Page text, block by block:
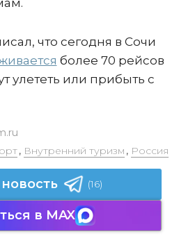
что сегодня в Сочи
более 70 рейсов
улететь или прибыть с
, Внутренний туризм , Россия
(16)
в MAX